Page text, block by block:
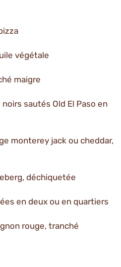
végétale
maigre
sautés Old El Paso en
monterey jack ou cheddar,
déchiquetée
en deux ou en quartiers
rouge, tranché